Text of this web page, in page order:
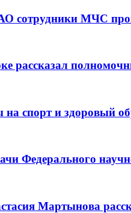
сотрудники МЧС
рассказал
спорт и здоровый
Федерального
Мартынова